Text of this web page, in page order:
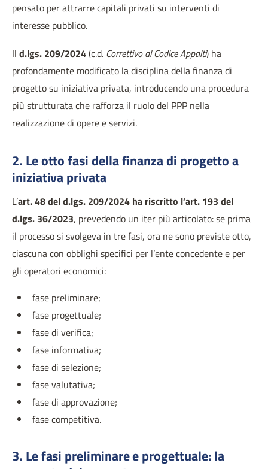
pensato per attrarre capitali privati su interventi di
interesse pubblico.
Il d.lgs. 209/2024(c.d. Correttivo al Codice Appalti) ha
profondamente modificato la disciplina della finanza di
progetto su iniziativa privata, introducendo una procedura
più strutturata che rafforza il ruolo del PPP nella
realizzazione di opere e servizi.
2. Le otto fasi della finanza di progetto a
iniziativa privata
L’art. 48 del d.lgs. 209/2024 ha riscritto l’art. 193 del
d.lgs. 36/2023, prevedendo un iter più articolato: se prima
il processo si svolgeva in tre fasi, ora ne sono previste otto,
ciascuna con obblighi specifici per l’ente concedente e per
gli operatori economici:
fase preliminare;
fase progettuale;
fase di verifica;
fase informativa;
fase di selezione;
fase valutativa;
fase di approvazione;
fase competitiva.
3. Le fasi preliminare e progettuale: la